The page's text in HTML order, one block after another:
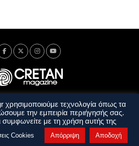
Απορρήτου
Όροι Χρήσης
και Προϋποθέσεις
χρησιμοποιούμε τεχνολογία όπως τα
την εμπειρία περιήγησής σας.
συμφωνείτε με τη χρήση αυτής της
Cookies Απόρριψη Αποδοχή